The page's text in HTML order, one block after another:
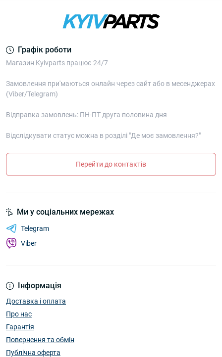
Графік роботи
Магазин Kyivparts працює 24/7
Замовлення при'маються онлайн через сайт або в месенджерах
(Viber/Telegram)
Відправка замовлень: ПН-ПТ друга половина дня
Відслідкувати статус можна в розділі "Де моє замовлення?"
Перейти до контактів
Інформація
Доставка і оплата
Про нас
Гарантія
Повернення та обмін
Публічна оферта
Ми у соціальних мережах
Telegram
Viber